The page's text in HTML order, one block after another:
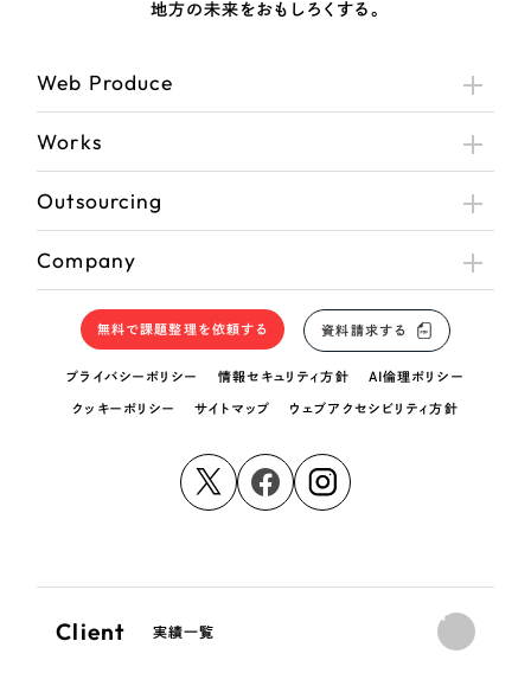
地方の未来をおもしろくする。
Web Produce
Works
Outsourcing
Company
無料で課題整理を依頼する 資料請求する
プライバシーポリシー 情報セキュリティ方針 AI倫理ポリシー
クッキーポリシー サイトマップ ウェブアクセシビリティ方針
Client 実績一覧